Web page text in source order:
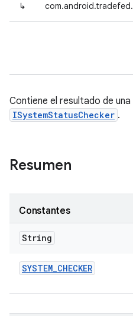
↳
Contiene el resultado de
ISystemStatusChecker .
Resumen
Constantes
String
SYSTEM_CHECKER